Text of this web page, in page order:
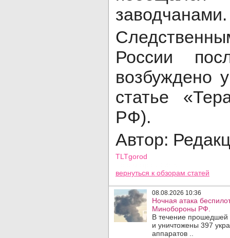
заводчанами.
России
возбуждено
статье
РФ).
Автор:
TLTgorod
вернуться к обзорам статей
08.08.2026 10:36
Ночная атака
Минобороны РФ.
В течение
и уничтожены 397
аппаратов ..